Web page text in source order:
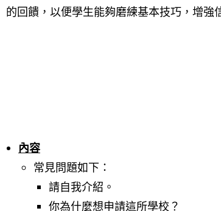
的回饋，以便學生能夠磨練基本技巧，增強
內容
常見問題如下：
請自我介紹。
你為什麼想申請這所學校？